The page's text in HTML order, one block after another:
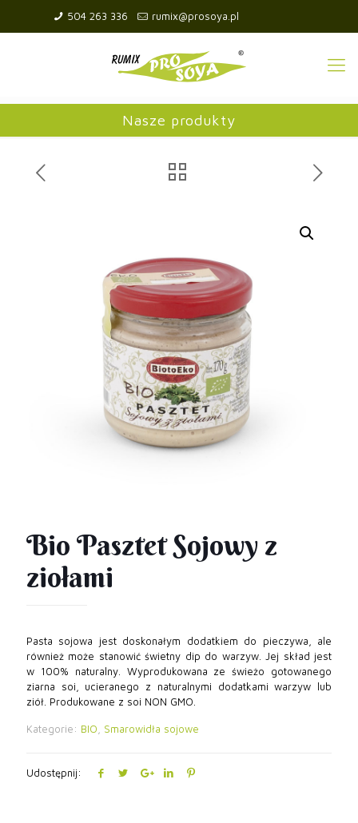
504 263 336 rumix@prosoya.pl
Nasze produkty
Bio Pasztet Sojowy z
ziołami
Pasta sojowa jest doskonałym dodatkiem do pieczywa, ale
również może stanowić świetny dip do warzyw. Jej skład jest
w 100% naturalny. Wyprodukowana ze świeżo gotowanego
ziarna soi, ucieranego z naturalnymi dodatkami warzyw lub
ziół. Produkowane z soi NON GMO.
Kategorie: BIO Smarowidła sojowe
Udostępnij: